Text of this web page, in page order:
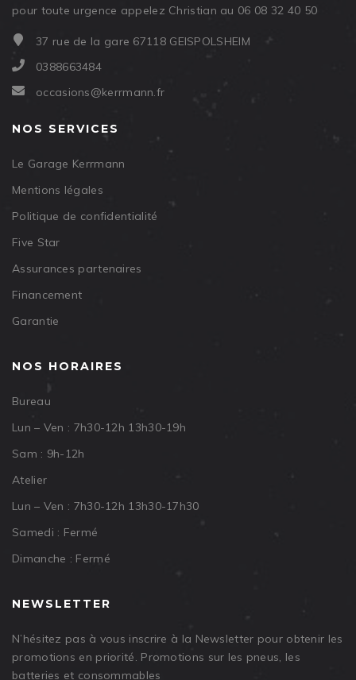
pour toute urgence appelez Christian au 06 08 32 40 50
37 rue de la gare 67118 GEISPOLSHEIM
0388663484
occasions@kerrmann.fr
NOS SERVICES
Le Garage Kerrmann
Mentions légales
Politique de confidentialité
Five Star
Assurances partenaires
Financement
Garantie
NOS HORAIRES
Bureau
Lun – Ven : 7h30-12h 13h30-19h
Sam : 9h-12h
Atelier
Lun – Ven : 7h30-12h 13h30-17h30
Samedi : Fermé
Dimanche : Fermé
NEWSLETTER
N’hésitez pas à vous inscrire à la Newsletter pour obtenir les
promotions en priorité. Promotions sur les pneus, les
batteries et consommables